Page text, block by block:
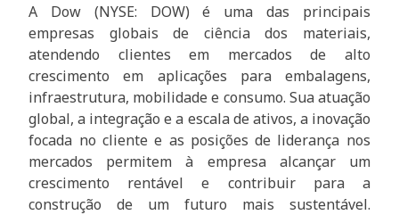
A Dow (NYSE: DOW) é uma das principais
empresas globais de ciência dos materiais,
atendendo clientes em mercados de alto
crescimento em aplicações para embalagens,
infraestrutura, mobilidade e consumo. Sua atuação
global, a integração e a escala de ativos, a inovação
focada no cliente e as posições de liderança nos
mercados permitem à empresa alcançar um
crescimento rentável e contribuir para a
construção de um futuro mais sustentável.